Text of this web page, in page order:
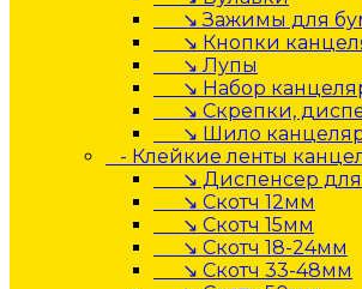
↘ Зажимы для
↘ Кнопки
↘ Лупы
↘ Набор
↘ Скрепки,
↘ Шило
- Клейкие ленты
↘ Диспенсер для
↘ Скотч 12мм
↘ Скотч 15мм
↘ Скотч 18-24мм
↘ Скотч 33-48мм